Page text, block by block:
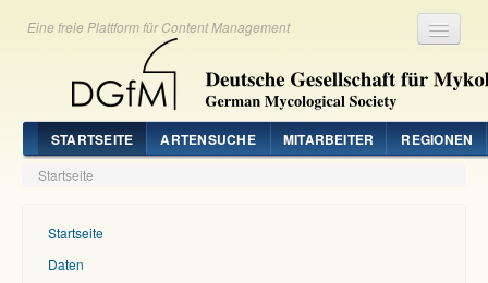
Eine freie Plattform für Content Management
STARTSEITE ARTENSUCHE MITARBEITER REGIONEN
Startseite
Startseite
Daten